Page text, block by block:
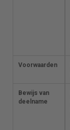
Voorwaarden
Bewijs van
deelname